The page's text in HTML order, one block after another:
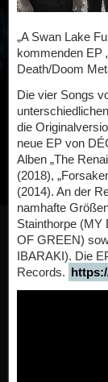
„A Swan Lake
kommenden EP
Death/Doom
Die vier Songs
die
neue EP von
Alben „The
(2018),
(2014). An der
namhafte
Stainthorpe
OF GREEN)
IBARAKI). Die
Records.